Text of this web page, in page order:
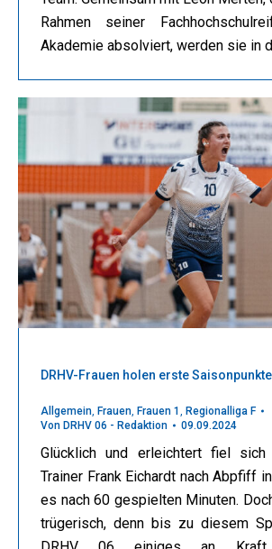
Rahmen seiner
Akademie absolviert, werden sie in
DRHV-Frauen holen erste
Allgemein, Frauen, Frauen 1 , Regionalliga F
Von DRHV 06 - Redaktion 09.09.2024
Glücklich und erleichtert fiel
Trainer Frank Eichardt nach Abpfiff
es nach 60 gespielten Minuten.
trügerisch, denn bis zu diesem